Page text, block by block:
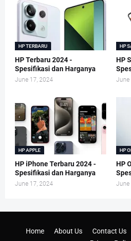
HP TERBARU
HP Terbaru 2024 -
Spesifikasi dan Harganya
June 17, 2024
HP
HP
June
HP APPLE
HP iPhone Terbaru 2024 -
Spesifikasi dan Harganya
June 17, 2024
HP
HP
June
Home About Us Contact Us